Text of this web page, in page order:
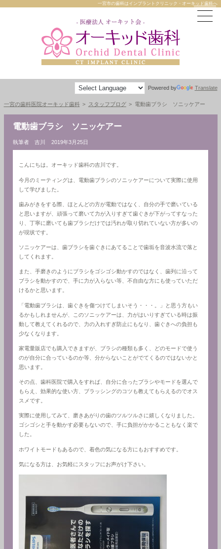
一宮市の歯科はインプラントクリニック・オーキッド歯科へ
Powered by Translate
一宮の歯科医院オーキッド歯科 スタッフブログ 電動歯ブラシ ソニッケアー
電動歯ブラシ ソニッケアー
執筆者 吉川 2019年3月25日
こんにちは。オーキッド歯科の吉川です。
今月のミーティングは、電動歯ブラシのソニッケアーについて実際に使用
して学びました。
歯みがきをする際、ほとんどの方が電動ではなく、自分の手で磨いている
と思いますが、頑張って磨いて力が入りすぎて歯ぐきが下がってすなった
り、丁寧に磨いても歯ブラシだけでは汚れが取り切れていない方が多いの
が現状です。
ソニッケアーは、歯ブラシを歯ぐきにあてることで歯垢を音波水流で落と
してくれます。
また、手磨きのようにブラシをゴシゴシ動かすのではなく、歯列に沿って
ブラシを動かすので、手に力が入らない等、不自由な方にも使っていただ
けるかと思います。
「電動歯ブラシは、歯ぐきを傷つけてしまいそう・・・。」と思う方もい
るかもしれませんが、このソニッケアーは、力がはいりすぎている時は振
動して教えてくれるので、力の入れすぎ防止にもなり、歯ぐきへの負担も
少なくなります。
家電量販店でも購入できますが、ブラシの種類も多く、どのモードで使う
のが自分に合っているのか等、分からないことがでてくるのではないかと
思います。
その点、歯科医院で購入をすれば、自分に合ったブラシやモードを選んで
もらえ、効果的な使い方、ブラッシングのコツも教えてもらえるのでオス
スメです。
実際に使用してみて、磨きあがりの歯のツルツルさに嬉しくなりました。
ゴシゴシと手を動かす必要もないので、手に負担がかかることもなく楽で
した。
ホワイトモードもあるので、着色の気になる方にもおすすめです。
気になる方は、お気軽にスタッフにお声がけ下さい。